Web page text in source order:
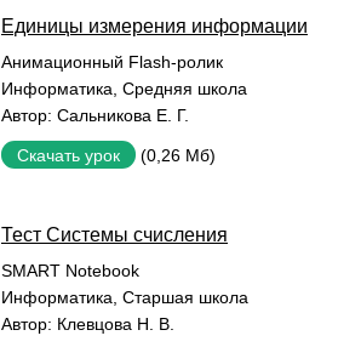
Единицы измерения информации
Aнимационный Flash-ролик
Информатика Средняя школа
Автор: Сальникова Е. Г.
Скачать урок (0,26 Мб)
Тест Системы счисления
SMART Notebook
Информатика Старшая школа
Автор: Клевцова Н. В.